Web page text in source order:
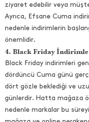
ziyaret edebilir veya
Ayrıca, Efsane Cuma
nedenle indirimlerin
önemlidir.
4. Black Friday
Black Friday indirimleri
dördüncü Cuma günü
dört gözle beklediği ve
günlerdir. Hatta mağaza
nedenle markalar bu